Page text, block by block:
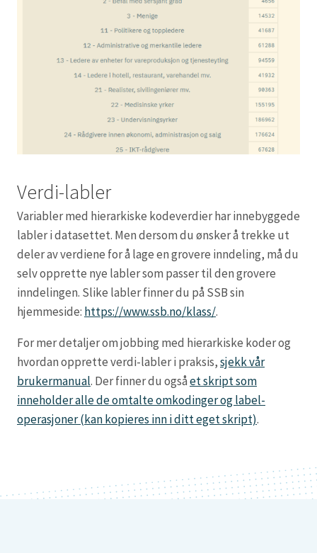
Verdi-labler
Variabler med hierarkiske kodeverdier har innebyggede
labler i datasettet. Men dersom du ønsker å trekke ut
deler av verdiene for å lage en grovere inndeling, må du
selv opprette nye labler som passer til den grovere
inndelingen. Slike labler finner du på SSB sin
hjemmeside: https://www.ssb.no/klass/.
For mer detaljer om jobbing med hierarkiske koder og
hvordan opprette verdi-labler i praksis,sjekk vår
brukermanual. Der finner du ogsået skript som
inneholder alle de omtalte omkodinger og label-
operasjoner (kan kopieres inn i ditt eget skript).